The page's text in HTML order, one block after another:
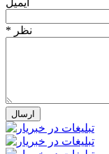
* نظر